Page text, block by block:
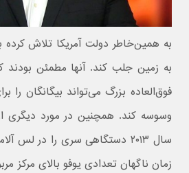
به همین‌خاطر دولت آمریکا تلاش کرده
به زمین جلب کند. آنها مطمئن
فوق‌العاده بزرگ می‌تواند بیگانگان
وسوسه کند. همچنین در مورد دیگری
سال ۲۰۱۳ دستگاهی سری را در
زمان ناگهان تعدادی یوفو بالای مرکز